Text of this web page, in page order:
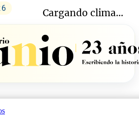
Cargando clima...